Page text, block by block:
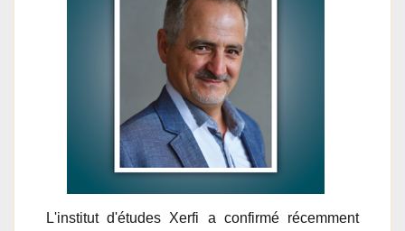
L'institut d'études Xerfi a confirmé récemment